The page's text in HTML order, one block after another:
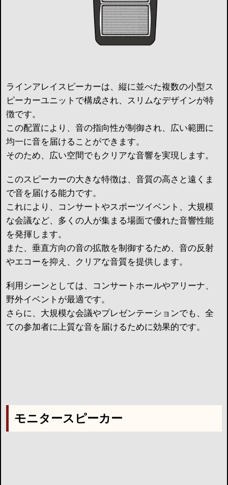
ラインアレイスピーカーは、縦に並べた複数の小型ス
ピーカーユニットで構成され、スリムなデザインが特
徴です。
この配置により、音の指向性が制御され、広い範囲に
均一に音を届けることができます。
そのため、広い空間でもクリアな音響を実現します。
このスピーカーの大きな特徴は、音質の高さと遠くま
で音を届ける能力です。
これにより、コンサートやスポーツイベント、大規模
な会議など、多くの人が集まる場面で優れた音響性能
を発揮します。
また、垂直方向の音の拡散を制御するため、音の反射
やエコーを抑え、クリアな音質を提供します。
利用シーンとしては、コンサートホールやアリーナ、
野外イベントが最適です。
さらに、大規模な会議やプレゼンテーションでも、全
ての参加者に上質な音を届けるために効果的です。
モニタースピーカー